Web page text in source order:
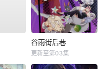
谷雨街后巷
更新至第03集